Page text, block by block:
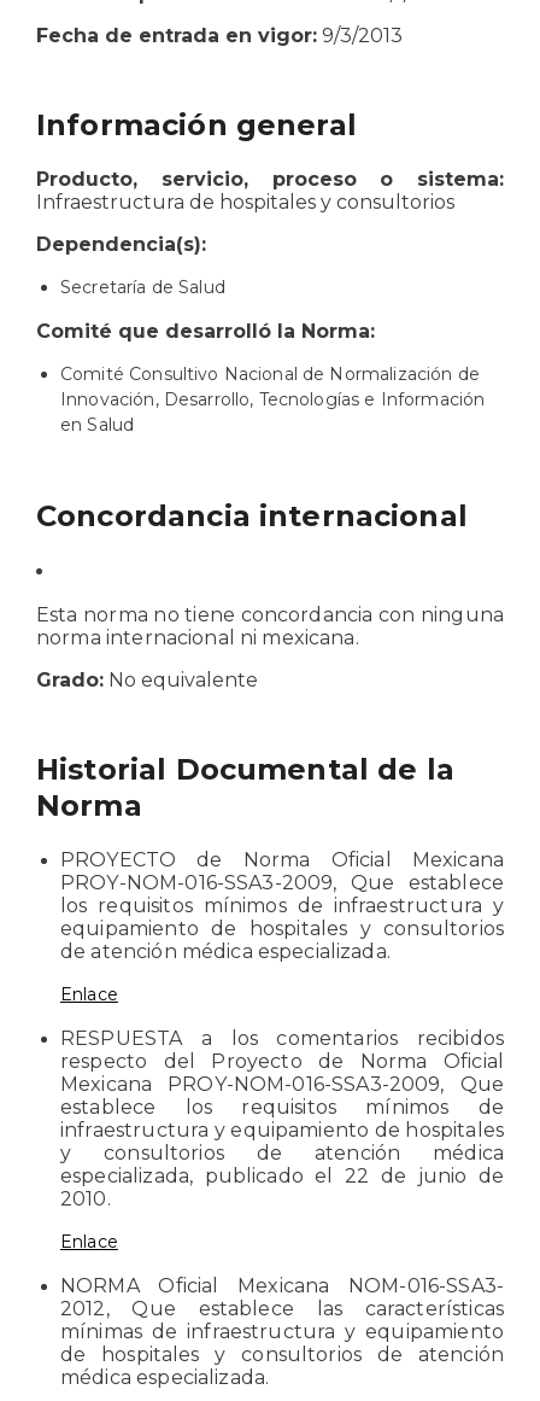
Fecha de entrada en vigor: 9/3/2013
Información general
Producto, servicio, proceso o sistema:
Infraestructura de hospitales y consultorios
Dependencia(s):
Secretaría de Salud
Comité que desarrolló la Norma:
Comité Consultivo Nacional de Normalización de
Innovación, Desarrollo, Tecnologías e Información
en Salud
Concordancia internacional
Esta norma no tiene concordancia con ninguna
norma internacional ni mexicana.
Grado: No equivalente
Historial Documental de la
Norma
PROYECTO de Norma Oficial Mexicana
PROY-NOM-016-SSA3-2009, Que establece
los requisitos mínimos de infraestructura y
equipamiento de hospitales y consultorios
de atención médica especializada.
Enlace
RESPUESTA a los comentarios recibidos
respecto del Proyecto de Norma Oficial
Mexicana PROY-NOM-016-SSA3-2009, Que
establece los requisitos mínimos de
infraestructura y equipamiento de hospitales
y consultorios de atención médica
especializada, publicado el 22 de junio de
2010.
Enlace
NORMA Oficial Mexicana NOM-016-SSA3-
2012, Que establece las características
mínimas de infraestructura y equipamiento
de hospitales y consultorios de atención
médica especializada.